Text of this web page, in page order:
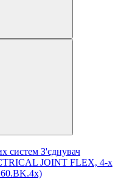
систем З'єднувач
JOINT FLEX, 4-х